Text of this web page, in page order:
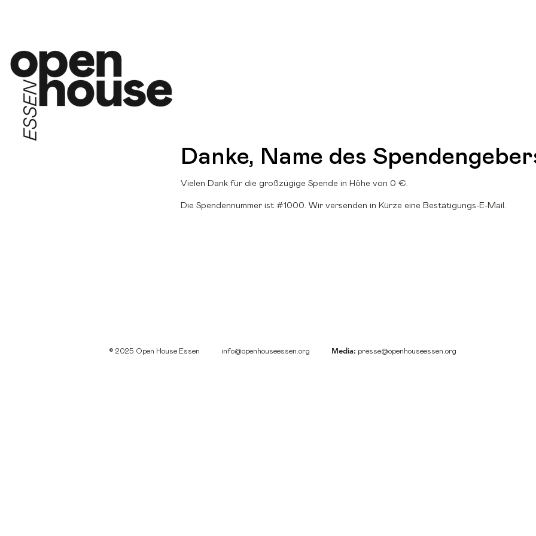
Danke, Name des
Vielen Dank für die großzügige Spende in Höhe von 0 €.
Die Spendennummer ist #1000. Wir versenden in Kürze eine Bestätigungs-E-Mail.
© 2025 Open House Essen info@openhouseessen.org Media: presse@openhouseessen.org